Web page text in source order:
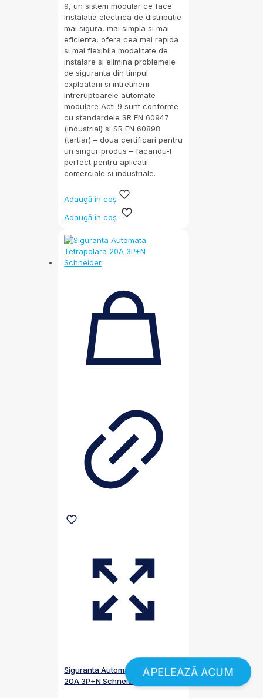
9, un sistem modular ce face
instalatia electrica de distributie
mai sigura, mai simpla si mai
eficienta, ofera cea mai rapida
si mai flexibila modalitate de
instalare si elimina problemele
de siguranta din timpul
exploatarii si intretinerii.
Intreruptoarele automate
modulare Acti 9 sunt conforme
cu standardele SR EN 60947
(industrial) si SR EN 60898
(tertiar) – doua certificari pentru
un singur produs – facandu-l
perfect pentru aplicatii
comerciale si industriale.
Adaugă în coș
Adaugă în coș
Siguranta Automata Tetrapolara
20A 3P+N Schneider
APELEAZĂ ACUM